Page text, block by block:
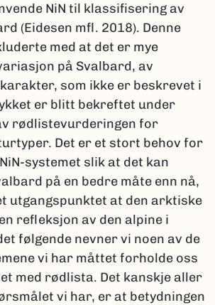
NiN til klassifisering av
(Eidesen mfl. 2018). Denne
med at det er mye
på Svalbard, av
som ikke er beskrevet i
er blitt bekreftet under
rødlistevurderingen for
Det er et stort behov for
systemet slik at det kan
på en bedre måte enn nå,
utgangspunktet at den arktiske
refleksjon av den alpine i
følgende nevner vi noen av de
vi har måttet forholde oss
med rødlista. Det kanskje aller
vi har, er at betydningen